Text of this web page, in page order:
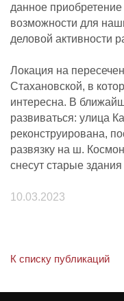
данное
возможности для
деловой активности
Локация на
Стахановской, в
интересна. В
развиваться: улица
реконструирована,
развязку на ш.
снесут старые
10.03.2023
К списку публикаций